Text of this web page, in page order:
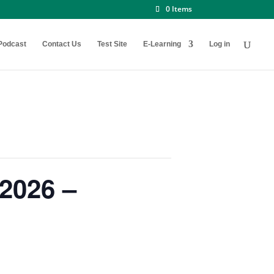
0 Items
Contact Us Test Site E-Learning Log in
–